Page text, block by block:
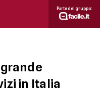
Parte del gruppo:
in Italia